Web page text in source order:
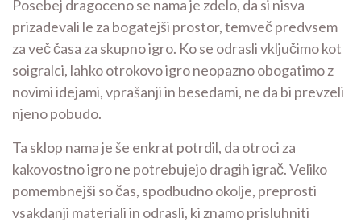
Posebej dragoceno se nama je zdelo, da si nisva
prizadevali le za bogatejši prostor, temveč predvsem
za več časa za skupno igro. Ko se odrasli vključimo kot
soigralci, lahko otrokovo igro neopazno obogatimo z
novimi idejami, vprašanji in besedami, ne da bi prevzeli
njeno pobudo.
Ta sklop nama je še enkrat potrdil, da otroci za
kakovostno igro ne potrebujejo dragih igrač. Veliko
pomembnejši so čas, spodbudno okolje, preprosti
vsakdanji materiali in odrasli, ki znamo prisluhniti